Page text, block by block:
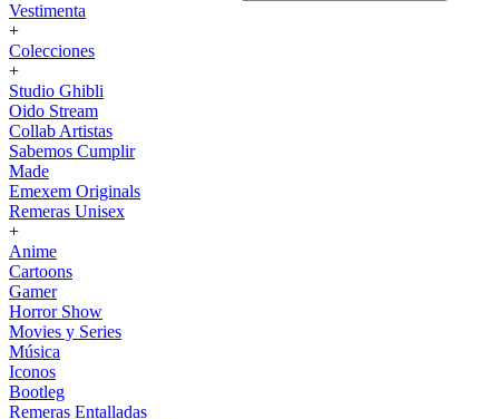
Vestimenta
+
Colecciones
+
Studio Ghibli
Oido Stream
Collab Artistas
Sabemos Cumplir
Made
Emexem Originals
Remeras Unisex
+
Anime
Cartoons
Gamer
Horror Show
Movies y Series
Música
Iconos
Bootleg
Remeras Entalladas